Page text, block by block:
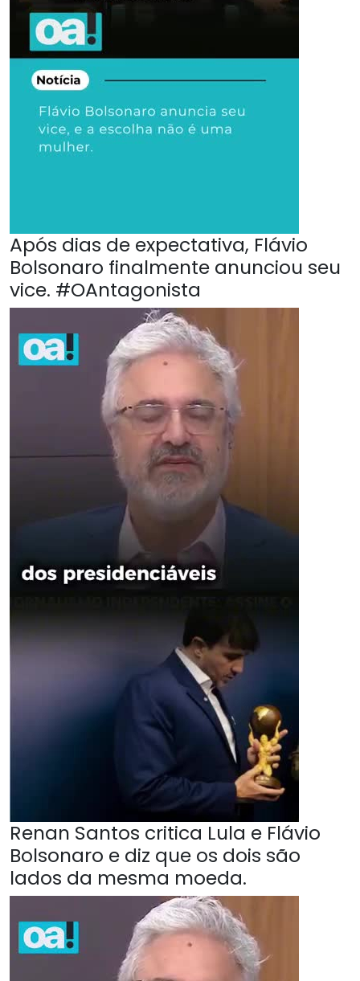
Após dias de expectativa, Flávio
Bolsonaro finalmente anunciou seu
vice. #OAntagonista
Renan Santos critica Lula e Flávio
Bolsonaro e diz que os dois são
lados da mesma moeda.